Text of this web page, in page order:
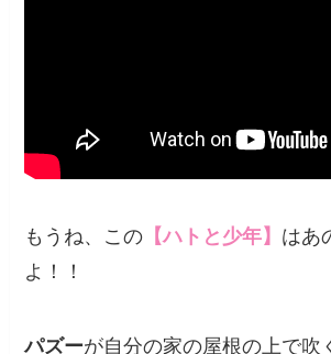
もうね、この 【ハトと少年】 はあ
よ！！
パズーが自分の家の屋根の上で吹